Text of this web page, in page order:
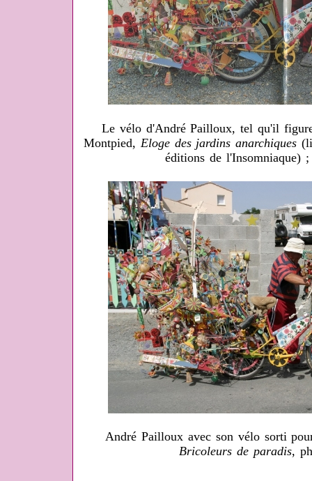
Le vélo d'André Pailloux, tel qu'il
Montpied, Eloge des jardins anarchiques
éditions de l'Insomniaque)
André Pailloux avec son vélo sorti
Bricoleurs de paradis,